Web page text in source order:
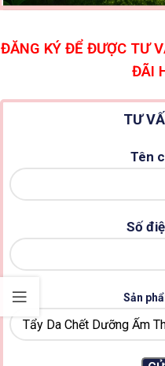
ĐĂNG KÝ ĐỂ ĐƯỢC TƯ
ĐÃI
TƯ
Tên
Số
Sản